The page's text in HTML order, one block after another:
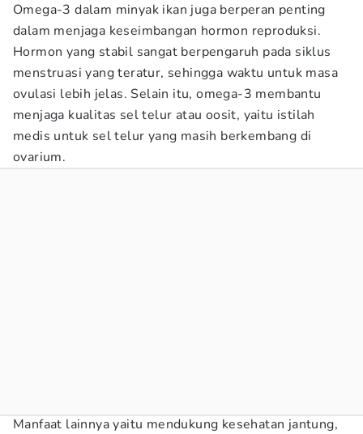
Omega-3 dalam minyak ikan juga berperan penting
dalam menjaga keseimbangan hormon reproduksi.
Hormon yang stabil sangat berpengaruh pada siklus
menstruasi yang teratur, sehingga waktu untuk masa
ovulasi lebih jelas. Selain itu, omega-3 membantu
menjaga kualitas sel telur atau oosit, yaitu istilah
medis untuk sel telur yang masih berkembang di
ovarium.
Manfaat lainnya yaitu mendukung kesehatan jantung,